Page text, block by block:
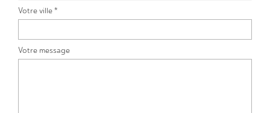
Votre ville *
Votre message